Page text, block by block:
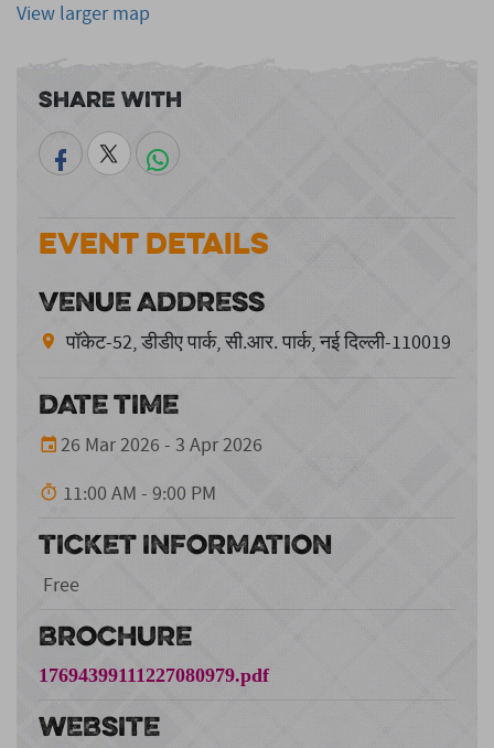
View larger map
Share With
Event Details
VENUE ADDRESS
पॉकेट-52, डीडीए पार्क, सी.आर. पार्क, नई दिल्ली-110019
DATE TIME
26 Mar 2026 - 3 Apr 2026
11:00 AM - 9:00 PM
TICKET INFORMATION
Free
BROCHURE
17694399111227080979.pdf
WEBSITE